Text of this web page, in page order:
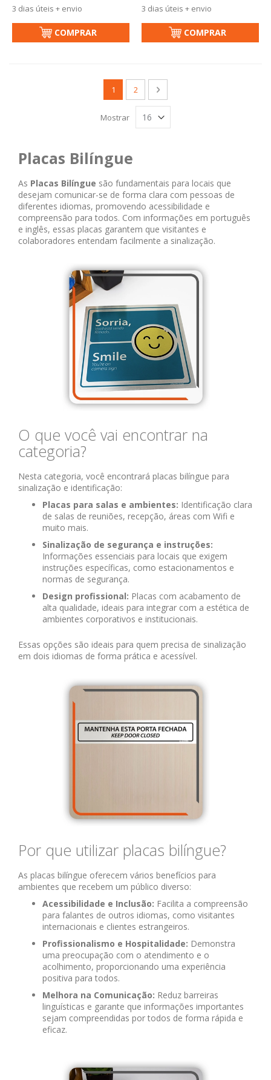
3 dias úteis + envio
COMPRAR
3 dias úteis + envio
COMPRAR
Você esta lendo a pagina
1 Página
2 Página
Próximo
Mostrar
Placas Bilíngue
As Placas Bilíngue são fundamentais para locais que
desejam comunicar-se de forma clara com pessoas de
diferentes idiomas, promovendo acessibilidade e
compreensão para todos. Com informações em português
e inglês, essas placas garantem que visitantes e
colaboradores entendam facilmente a sinalização.
O que você vai encontrar na
categoria?
Nesta categoria, você encontrará placas bilíngue para
sinalização e identificação:
Placas para salas e ambientes: Identificação clara
de salas de reuniões, recepção, áreas com Wifi e
muito mais.
Sinalização de segurança e instruções:
Informações essenciais para locais que exigem
instruções específicas, como estacionamentos e
normas de segurança.
Design profissional: Placas com acabamento de
alta qualidade, ideais para integrar com a estética de
ambientes corporativos e institucionais.
Essas opções são ideais para quem precisa de sinalização
em dois idiomas de forma prática e acessível.
Por que utilizar placas bilíngue?
As placas bilíngue oferecem vários benefícios para
ambientes que recebem um público diverso:
Acessibilidade e Inclusão: Facilita a compreensão
para falantes de outros idiomas, como visitantes
internacionais e clientes estrangeiros.
Profissionalismo e Hospitalidade: Demonstra
uma preocupação com o atendimento e o
acolhimento, proporcionando uma experiência
positiva para todos.
Melhora na Comunicação: Reduz barreiras
linguísticas e garante que informações importantes
sejam compreendidas por todos de forma rápida e
eficaz.